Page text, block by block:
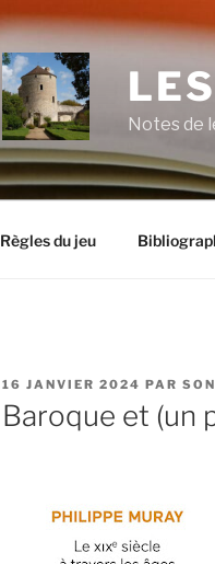
Notes de
Règles du jeu
PUBLIÉ
LE
16 JANVIER 2024 PAR
Baroque et (un